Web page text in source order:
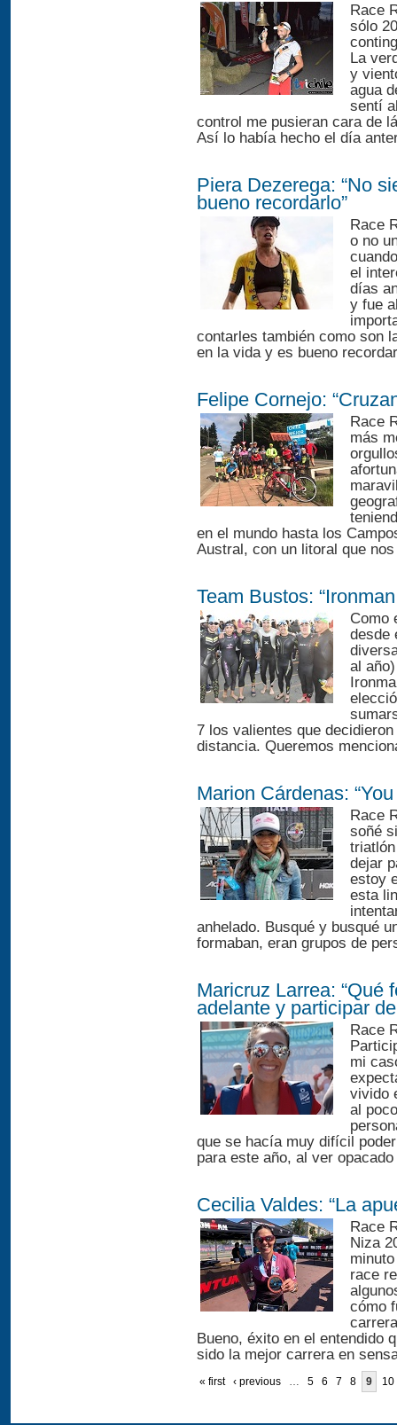
Race
sólo
La
y
agua
sentí
control me pusieran cara de
Así lo había hecho el día
Piera Dezerega: “No
bueno recordarlo”
Race
o no
el
días
y fue
contarles también como son
en la vida y es bueno
Felipe Cornejo:
Race
más
en el mundo hasta los
Austral, con un litoral que
Team Bustos:
Como
desde
al
7 los valientes que
distancia. Queremos
Marion Cárdenas:
Race
soñé
dejar
estoy
esta
anhelado. Busqué y busqué
formaban, eran grupos de
Maricruz Larrea: “Qué
adelante y participar
Race
mi
vivido
al
que se hacía muy difícil
para este año, al ver
Cecilia Valdes: “La
Race
Niza
race
cómo
Bueno, éxito en el entendido
sido la mejor carrera en
« first ‹ previous … 5 6 7 8 9 10